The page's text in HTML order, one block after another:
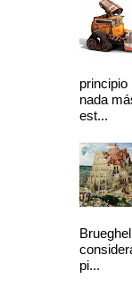
principio
nada
est...
pi...